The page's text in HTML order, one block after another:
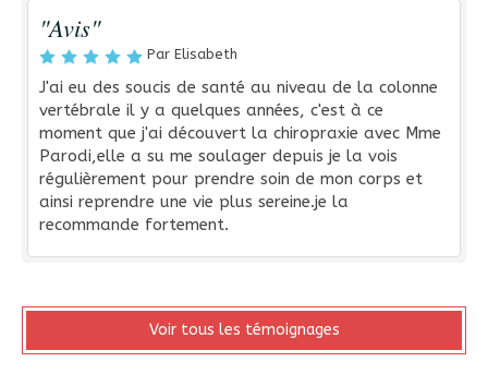
"Avis"
Par Elisabeth
J'ai eu des soucis de santé au niveau de la colonne
vertébrale il y a quelques années, c'est à ce
moment que j'ai découvert la chiropraxie avec Mme
Parodi,elle a su me soulager depuis je la vois
régulièrement pour prendre soin de mon corps et
ainsi reprendre une vie plus sereine.je la
recommande fortement.
Voir tous les témoignages